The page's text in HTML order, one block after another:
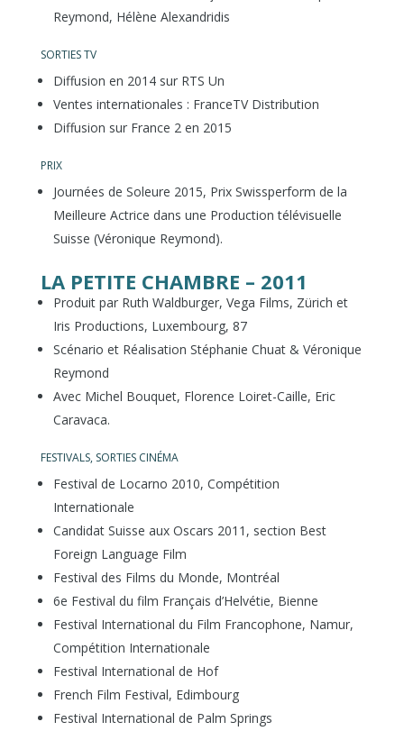
Reymond, Hélène Alexandridis
SORTIES TV
Diffusion en 2014 sur RTS Un
Ventes internationales : FranceTV Distribution
Diffusion sur France 2 en 2015
PRIX
Journées de Soleure 2015, Prix Swissperform de la
Meilleure Actrice dans une Production télévisuelle
Suisse (Véronique Reymond).
LA PETITE CHAMBRE – 2011
Produit par Ruth Waldburger, Vega Films, Zürich et
Iris Productions, Luxembourg, 87
Scénario et Réalisation Stéphanie Chuat & Véronique
Reymond
Avec Michel Bouquet, Florence Loiret-Caille, Eric
Caravaca.
FESTIVALS, SORTIES CINÉMA
Festival de Locarno 2010, Compétition
Internationale
Candidat Suisse aux Oscars 2011, section Best
Foreign Language Film
Festival des Films du Monde, Montréal
6e Festival du film Français d’Helvétie, Bienne
Festival International du Film Francophone, Namur,
Compétition Internationale
Festival International de Hof
French Film Festival, Edimbourg
Festival International de Palm Springs